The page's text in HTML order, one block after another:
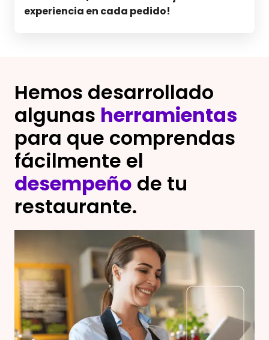
experiencia en cada pedido!
Hemos desarrollado
algunas herramientas
para que comprendas
fácilmente el
desempeño de tu
restaurante.